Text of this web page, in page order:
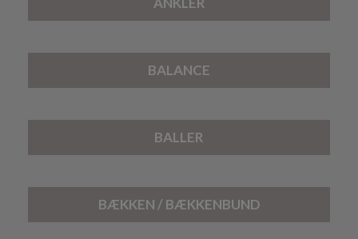
BALANCE
BALLER
BÆKKEN / BÆKKENBUND